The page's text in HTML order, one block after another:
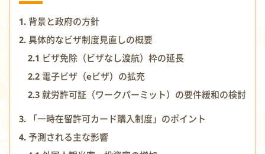
1. 背景と政府の方針
2. 具体的なビザ制度見直しの概要
2.1 ビザ免除（ビザなし渡航）枠の延長
2.2 電子ビザ（eビザ）の拡充
2.3 就労許可証（ワークパーミット）の要件緩和の検討
3. 「一時在留許可カード購入制度」のポイント
4. 予測される主な影響